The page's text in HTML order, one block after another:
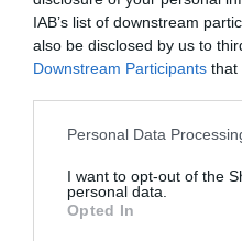
IAB’s list of downstream
also be disclosed by us to
Downstream Participants that
Personal Data
I want to opt-out of the
personal data.
Opted In
Newsletter
Κάθε βδομάδα στο e-mail
την Τέχνη και τον